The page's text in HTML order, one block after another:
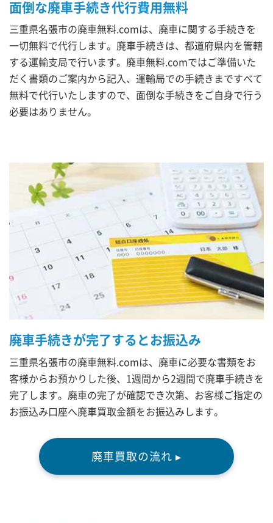
面倒な廃車手続き代行費用無料
三重県名張市の廃車無料.comは、廃車に関する手続きを
一切無料で代行します。廃車手続きは、都道府県内を管轄
する運輸支局で行います。廃車無料.comではご準備いた
だく書類のご案内から記入、運輸局での手続きまですべて
無料で代行いたしますので、面倒な手続きをご自身で行う
必要はありません。
廃車手続きが完了するとお振込み
三重県名張市の廃車無料.comは、廃車に必要な書類をお
客様からお預かりした後、1週間から2週間で廃車手続きを
完了します。廃車の完了が確認でき次第、お客様ご指定の
お振込み口座へ廃車買取金額をお振込みします。
廃車買取の流れ ▸